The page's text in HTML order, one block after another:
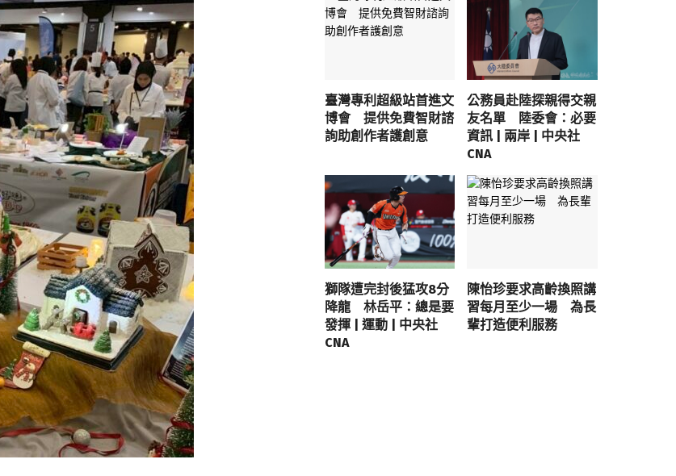
臺灣專利超級站首進文
博會 提供免費智財諮
詢助創作者護創意
公務員赴陸探親得交親
友名單 陸委會：必要
資訊 | 兩岸 | 中央社
CNA
獅隊遭完封後猛攻8分
降龍 林岳平：總是要
發揮 | 運動 | 中央社
CNA
陳怡珍要求高齡換照講
習每月至少一場 為長
輩打造便利服務